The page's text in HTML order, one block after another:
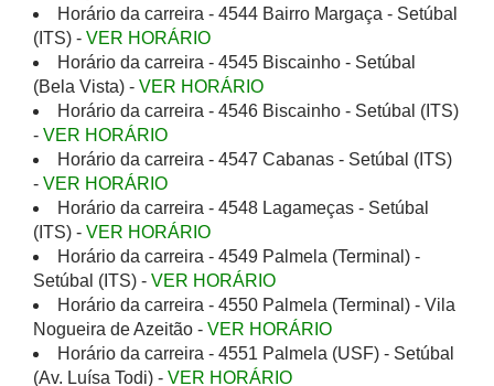
Horário da carreira - 4544 Bairro Margaça - Setúbal
(ITS) - VER HORÁRIO
Horário da carreira - 4545 Biscainho - Setúbal
(Bela Vista) - VER HORÁRIO
Horário da carreira - 4546 Biscainho - Setúbal (ITS)
- VER HORÁRIO
Horário da carreira - 4547 Cabanas - Setúbal (ITS)
- VER HORÁRIO
Horário da carreira - 4548 Lagameças - Setúbal
(ITS) - VER HORÁRIO
Horário da carreira - 4549 Palmela (Terminal) -
Setúbal (ITS) - VER HORÁRIO
Horário da carreira - 4550 Palmela (Terminal) - Vila
Nogueira de Azeitão - VER HORÁRIO
Horário da carreira - 4551 Palmela (USF) - Setúbal
(Av. Luísa Todi) - VER HORÁRIO